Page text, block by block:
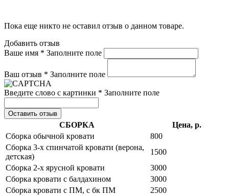
Пока еще никто не оставил отзыв о данном товаре.
Добавить отзыв
Ваше имя * Заполните поле
Ваш отзыв * Заполните поле
Введите слово с картинки * Заполните поле
Оставить отзыв
СБОРКА
Цена, р.
Сборка обычной кровати
800
Сборка 3-х спинчатой кровати (верона,
детская)
1500
Сборка 2-х ярусной кровати
3000
Сборка кровати с балдахином
3000
Сборка кровати с ПМ, с бк ПМ
2500